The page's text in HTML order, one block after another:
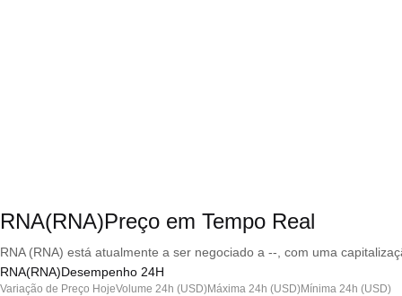
RNA(RNA)Preço em Tempo Real
RNA (RNA) está atualmente a ser negociado a --, com uma
RNA(RNA)Desempenho 24H
Variação de Preço HojeVolume 24h (USD)Máxima 24h (USD)Mínima 24h (USD)